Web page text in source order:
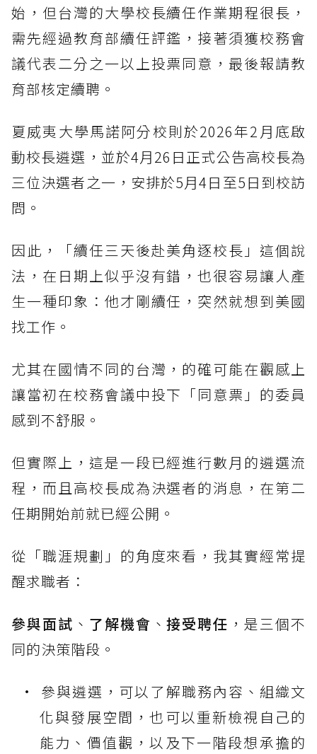
始，但台灣的大學校長續任作業期程很長，
需先經過教育部續任評鑑，接著須獲校務會
議代表二分之一以上投票同意，最後報請教
育部核定續聘。
夏威夷大學馬諾阿分校則於2026年2月底啟
動校長遴選，並於4月26日正式公告高校長為
三位決選者之一，安排於5月4日至5日到校訪
問。
因此，「續任三天後赴美角逐校長」這個說
法，在日期上似乎沒有錯，也很容易讓人產
生一種印象：他才剛續任，突然就想到美國
找工作。
尤其在國情不同的台灣，的確可能在觀感上
讓當初在校務會議中投下「同意票」的委員
感到不舒服。
但實際上，這是一段已經進行數月的遴選流
程，而且高校長成為決選者的消息，在第二
任期開始前就已經公開。
從「職涯規劃」的角度來看，我其實經常提
醒求職者：
參與面試 、 了解機會 、接受聘任 ，是三個不
同的決策階段。
參與遴選，可以了解職務內容、組織文
化與發展空間，也可以重新檢視自己的
能力、價值觀，以及下一階段想承擔的